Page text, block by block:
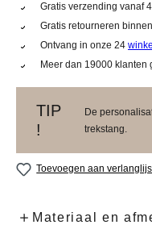
Gratis verzending vanaf
Gratis retourneren
Ontvang in onze 24
Meer dan 19000 klanten
TIP
!
De
trekstang.
Toevoegen aan
Materiaal en